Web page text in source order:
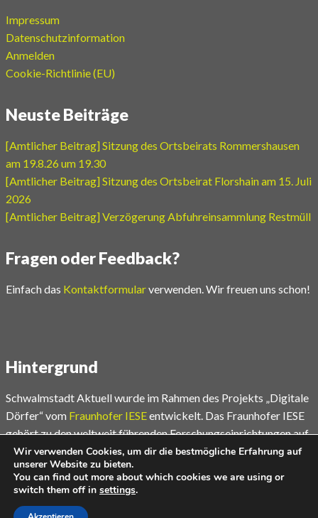
Impressum
Datenschutzinformation
Anmelden
Cookie-Richtlinie (EU)
Neuste Beiträge
[Amtlicher Beitrag] Sitzung des Ortsbeirats Rommershausen
am 19.8.26 um 19.30
[Amtlicher Beitrag] Sitzung des Ortsbeirat Florshain am 15. Juli
2026
[Amtlicher Beitrag] Verzögerung Abfuhreinsammlung Restmüll
Fragen oder Feedback?
Einfach das Kontaktformularverwenden. Wir freuen uns schon!
Hintergrund
Schwalmstadt Aktuell wurde im Rahmen des Projekts „Digitale
Dörfer“ vom Fraunhofer IESEentwickelt. Das Fraunhofer IESE
gehört zu den weltweit führenden Forschungseinrichtungen auf
dem Gebiet der Software- und Systementwicklungsmethoden.
Mehr unterwww.digitale-doerfer.de
Wir verwenden Cookies, um dir die bestmögliche Erfahrung auf
unserer Website zu bieten.
You can find out more about which cookies we are using or
switch them off in settings.